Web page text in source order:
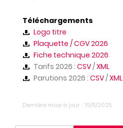
Téléchargements
Logo titre
Plaquette / CGV 2026
Fiche technique 2026
Tarifs 2026 : CSV/XML
Parutions 2026 : CSV/XML
Dernière mise à jour 19/11/2025